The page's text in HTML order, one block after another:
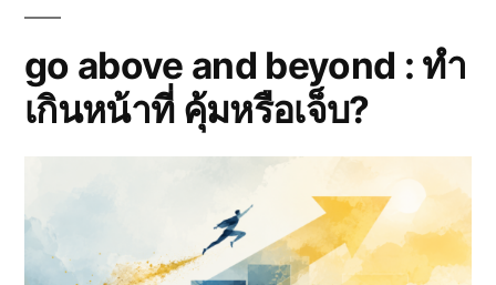
ทำงาน
ที่
ลงตัว
(22-
28
จังหวะ
ทำงาน
ที่
มิ.ย.
go above and beyond : ทำ
เกินหน้าที่ คุ้มหรือเจ็บ?